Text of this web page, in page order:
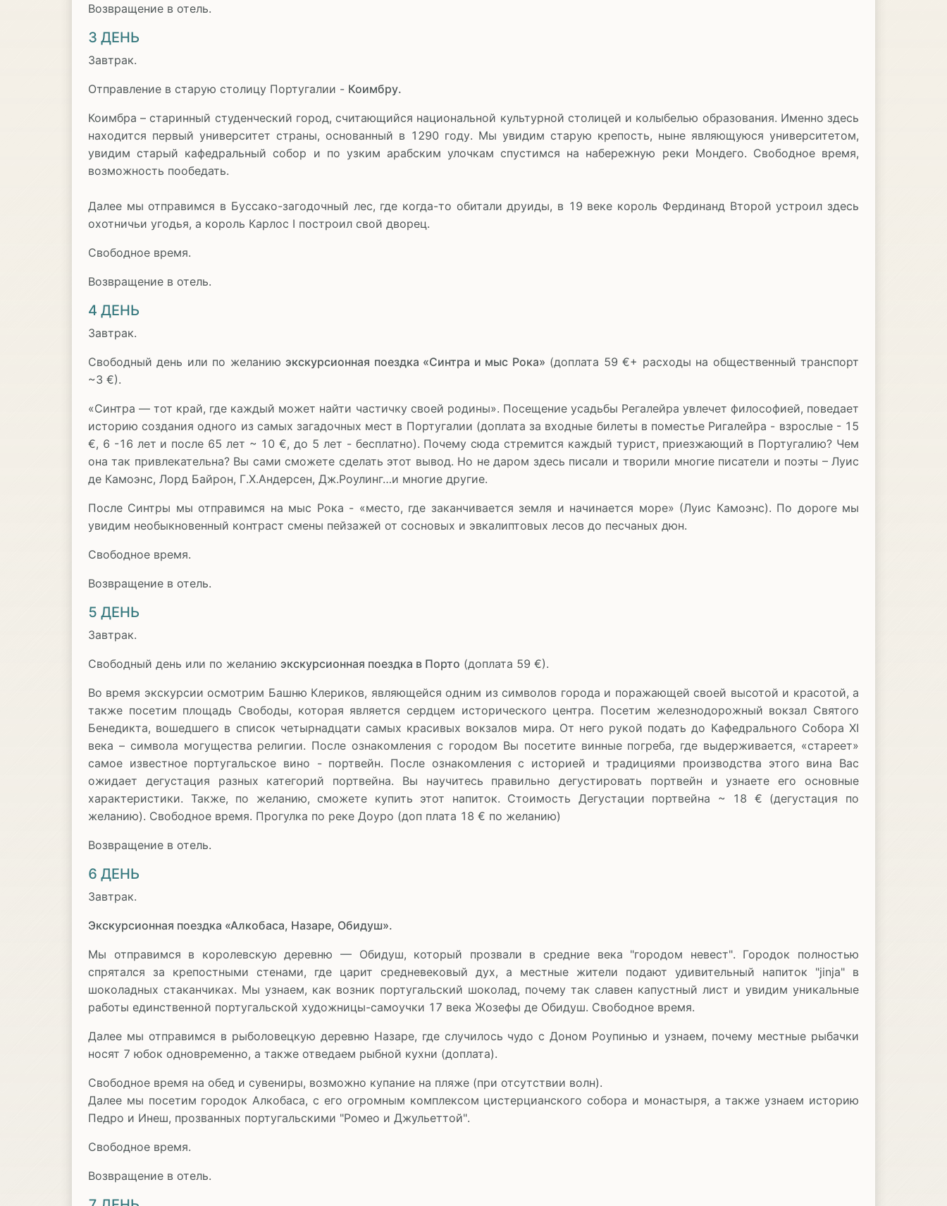
Возвращение в отель.
3 ДЕНЬ
Завтрак.
Отправление в старую столицу Португалии - Коимбру.
Коимбра – старинный студенческий город, считающийся национальной культурной столицей и колыбелью образования. Именно здесь
находится первый университет страны, основанный в 1290 году. Мы увидим старую крепость, ныне являющуюся университетом,
увидим старый кафедральный собор и по узким арабским улочкам спустимся на набережную реки Мондего. Свободное время,
возможность пообедать.
Далее мы отправимся в Буссако-загодочный лес, где когда-то обитали друиды, в 19 веке король Фердинанд Второй устроил здесь
охотничьи угодья, а король Карлос I построил свой дворец.
Свободное время.
Возвращение в отель.
4 ДЕНЬ
Завтрак.
Свободный день или по желаниюэкскурсионная поездка «Синтра и мыс Рока» (доплата 59 €+ расходы на общественный транспорт
~3 €).
«Синтра — тот край, где каждый может найти частичку своей родины». Посещение усадьбы Регалейра увлечет философией, поведает
историю создания одного из самых загадочных мест в Португалии (доплата за входные билеты в поместье Ригалейра - взрослые - 15
€, 6 -16 лет и после 65 лет ~ 10 €, до 5 лет - бесплатно). Почему сюда стремится каждый турист, приезжающий в Португалию? Чем
она так привлекательна? Вы сами сможете сделать этот вывод. Но не даром здесь писали и творили многие писатели и поэты – Луис
де Камоэнс, Лорд Байрон, Г.Х.Андерсен, Дж.Роулинг…и многие другие.
После Синтры мы отправимся на мыс Рока - «место, где заканчивается земля и начинается море» (Луис Камоэнс). По дороге мы
увидим необыкновенный контраст смены пейзажей от сосновых и эвкалиптовых лесов до песчаных дюн.
Свободное время.
Возвращение в отель.
5 ДЕНЬ
Завтрак.
Свободный день или по желанию экскурсионная поездка в Порто (доплата 59 €).
Во время экскурсии осмотрим Башню Клериков, являющейся одним из символов города и поражающей своей высотой и красотой, а
также посетим площадь Свободы, которая является сердцем исторического центра. Посетим железнодорожный вокзал Святого
Бенедикта, вошедшего в список четырнадцати самых красивых вокзалов мира. От него рукой подать до Кафедрального Собора XI
века – символа могущества религии. После ознакомления с городом Вы посетите винные погреба, где выдерживается, «стареет»
самое известное португальское вино - портвейн. После ознакомления с историей и традициями производства этого вина Вас
ожидает дегустация разных категорий портвейна. Вы научитесь правильно дегустировать портвейн и узнаете его основные
характеристики. Также, по желанию, сможете купить этот напиток. Стоимость Дегустации портвейна ~ 18 € (дегустация по
желанию). Свободное время. Прогулка по реке Доуро (доп плата 18 € по желанию)
Возвращение в отель.
6 ДЕНЬ
Завтрак.
Экскурсионная поездка «Алкобаса, Назаре, Обидуш».
Мы отправимся в королевскую деревню — Обидуш, который прозвали в средние века "городом невест". Городок полностью
спрятался за крепостными стенами, где царит средневековый дух, а местные жители подают удивительный напиток "jinja" в
шоколадных стаканчиках. Мы узнаем, как возник португальский шоколад, почему так славен капустный лист и увидим уникальные
работы единственной португальской художницы-самоучки 17 века Жозефы де Обидуш. Свободное время.
Далее мы отправимся в рыболовецкую деревню Назаре, где случилось чудо с Доном Роупинью и узнаем, почему местные рыбачки
носят 7 юбок одновременно, а также отведаем рыбной кухни (доплата).
Свободное время на обед и сувениры, возможно купание на пляже (при отсутствии волн).
Далее мы посетим городок Алкобаса, с его огромным комплексом цистерцианского собора и монастыря, а также узнаем историю
Педро и Инеш, прозванных португальскими "Ромео и Джульеттой".
Свободное время.
Возвращение в отель.